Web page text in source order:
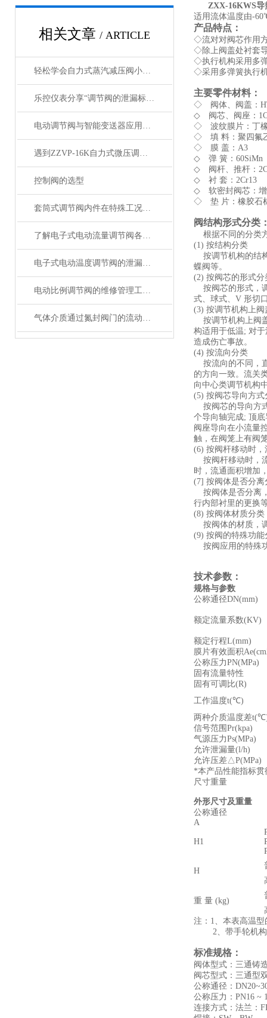
相关文章 / ARTICLE
轻松学会自力式蒸汽减压阀小故障的解决方法
乐控仪表分享“调节阀的泄漏标准”
电动调节阀与智能变送器应用的关系。
遇到ZZVP-16K自力式微压调节阀故障别慌！对应解决方法大放送！
控制阀的选型
套筒式调节阀内件在特殊工况的应用
了解电子式电动流量调节阀各组成部件的功能特点才能更好的使用它
电子式电动温度调节阀的泄漏量计算与失效分析
电动比例调节阀的维修管理工作方法
气体介质通过氮封阀门的流动特性分析
ZXX-16KWS导
适用流体温度由-
产品特点：
◇流对对阀芯作用
◇除上阀盖处衬套
◇执行机构采用多
◇采用多弹簧执行
主要零件材料：
◇ 阀体、阀盖：
◇ 阀芯、阀座：
◇ 波纹膜片：丁橡
◇ 填 料：聚四氟
◇ 膜 盖：A3
◇ 弹 簧：60SiMn
◇ 阀杆、推杆：
◇ 衬 套：2Cr13
◇ 软密封阀芯：增
◇ 垫 片：橡胶石
阀结构形式分类
根据不同的分类
(1) 按结构分类
按调节机构的结
蝶阀等。
(2) 按阀芯的形式分
按阀芯的形式，
式、球式、V 形切
(3) 按调节机构上
按调节机构上阀
构适用于低温; 对
造成伤亡事故。
(4) 按流向分类
按流向的不同，
的方向一致。流关
向中心类调节机构
(5) 按阀芯导向方式
按阀芯的导向方
个导向轴完成; 顶
阀座导向在小流量
触，在阀笼上有阀
(6) 按阀杆移动时
按阀杆移动时，
时，流通面积增加
(7] 按阀体是否分离
按阀体是否分离
行内部衬里的更换
(8) 按阀体材质分类
按阀体的材质，
(9) 按阀的特殊功能
按阀应用的特殊
技术参数：
规格与参数
公称通径DN(mm)
额定流量系数(KV)
额定行程L(mm)
膜片有效面积
公称压力PN(MPa)
固有流量特性
固有可调比(R)
工作温度t(℃)
两种介质温度差
信号范围Pr(kpa)
气源压力Ps(MPa)
允许泄漏量(l/h)
允许压差△P(MPa)
*本产品性能指标贯
尺寸重量
外形尺寸及重量
公称通径
A
H1
H
重 量 (kg)
注：1、本表高温
2、带手轮机构高
标准规格：
阀体型式：三通铸
阀芯型式：三通型
公称通径：
公称压力：PN16 ~
连接方式：法兰：